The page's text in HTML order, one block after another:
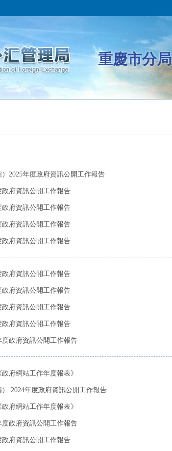
重慶市分局
2025年度政府資訊公開工作報告
政府資訊公開工作報告
政府資訊公開工作報告
政府資訊公開工作報告
政府資訊公開工作報告
政府資訊公開工作報告
政府資訊公開工作報告
政府資訊公開工作報告
政府資訊公開工作報告
度政府資訊公開工作報告
府網站工作年度報表》
2024年度政府資訊公開工作報告
府網站工作年度報表》
度政府資訊公開工作報告​
政府資訊公開工作報告​